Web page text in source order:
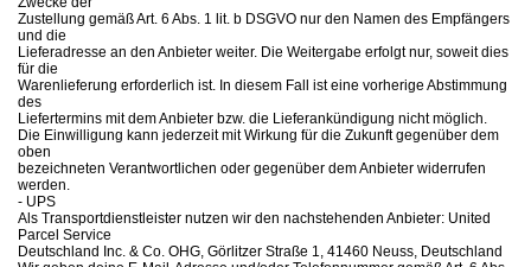
Zustellung gemäß Art. 6 Abs. 1 lit. b DSGVO nur den Namen des Empfängers
und die
Lieferadresse an den Anbieter weiter. Die Weitergabe erfolgt nur, soweit dies
für die
Warenlieferung erforderlich ist. In diesem Fall ist eine vorherige Abstimmung
des
Liefertermins mit dem Anbieter bzw. die Lieferankündigung nicht möglich.
Die Einwilligung kann jederzeit mit Wirkung für die Zukunft gegenüber dem
oben
bezeichneten Verantwortlichen oder gegenüber dem Anbieter widerrufen
werden.
- UPS
Als Transportdienstleister nutzen wir den nachstehenden Anbieter: United
Parcel Service
Deutschland Inc. & Co. OHG, Görlitzer Straße 1, 41460 Neuss, Deutschland